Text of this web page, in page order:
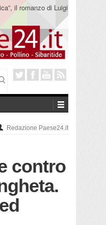
il romanzo di Luigi
l’emigrazione
Redazione Paese24.it
contro